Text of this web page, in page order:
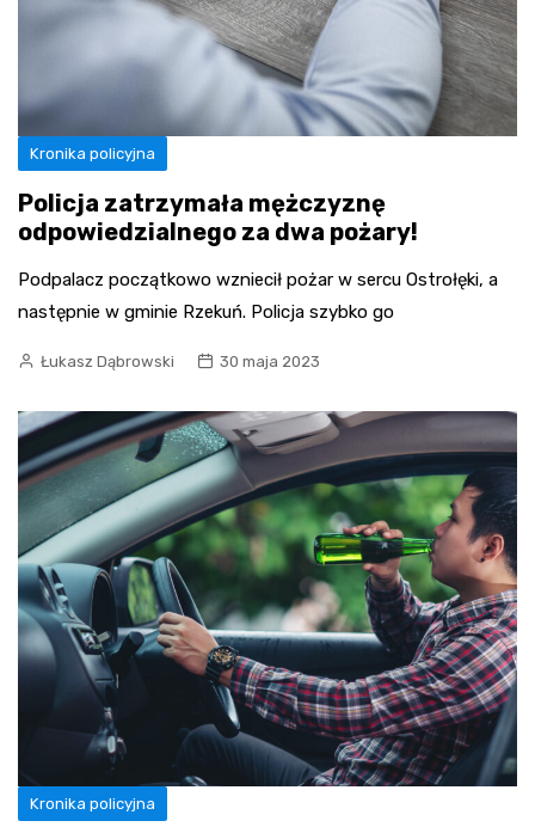
Kronika policyjna
Policja zatrzymała mężczyznę
odpowiedzialnego za dwa pożary!
Podpalacz początkowo wzniecił pożar w sercu Ostrołęki, a
następnie w gminie Rzekuń. Policja szybko go
Łukasz Dąbrowski 30 maja 2023
Kronika policyjna